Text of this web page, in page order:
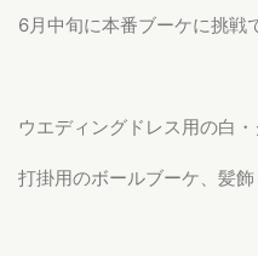
6月中旬に本番ブーケに挑戦
ウエディングドレス用の白
打掛用のボールブーケ、髪飾